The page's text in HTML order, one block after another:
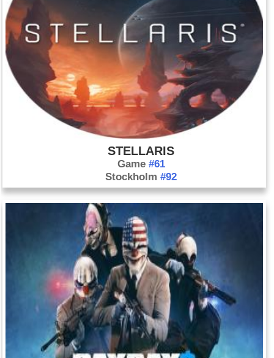
STELLARIS
Game #61
Stockholm #92